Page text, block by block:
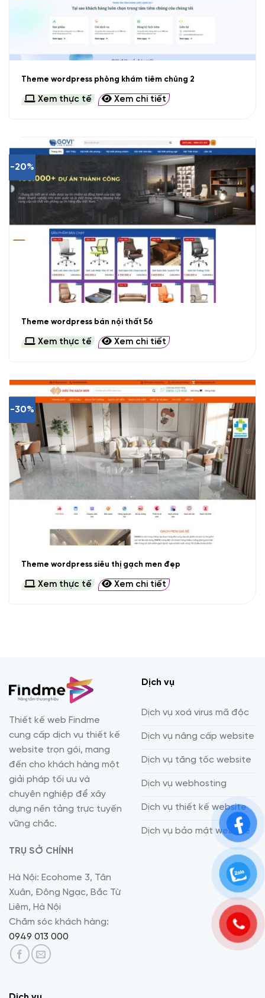
Theme wordpress phòng khám tiêm chủng 2
Xem thực tế Xem chi tiết
-20%
Theme wordpress bán nội thất 56
Xem thực tế Xem chi tiết
-30%
Theme wordpress siêu thị gạch men đẹp
Xem thực tế Xem chi tiết
Thiết kế web Findme
cung cấp dịch vụ thiết kế
website trọn gói, mang
đến cho khách hàng một
giải pháp tối ưu và
chuyên nghiệp để xây
dựng nền tảng trực tuyến
vững chắc.
TRỤ SỞ CHÍNH
Hà Nội: Ecohome 3, Tân
Xuân, Đông Ngạc, Bắc Từ
Liêm, Hà Nội
Chăm sóc khách hàng:
0949 013 000
Dịch vụ
Dịch vụ xoá virus mã độc
Dịch vụ nâng cấp website
Dịch vụ tăng tốc website
Dịch vụ webhosting
Dịch vụ thiết kế website
Dịch vụ bảo mật website